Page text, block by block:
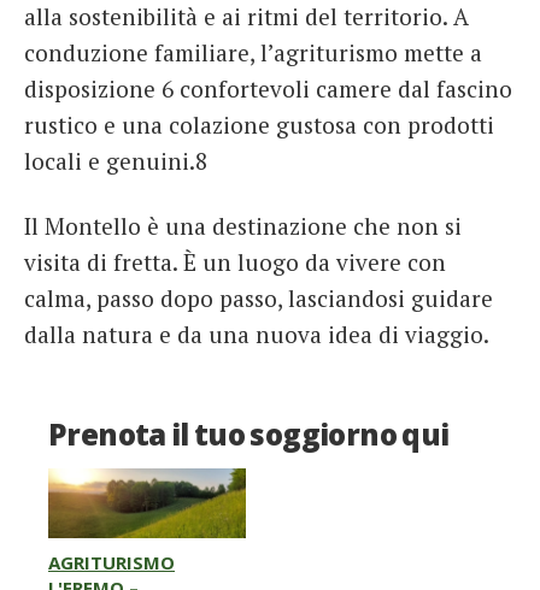
alla sostenibilità e ai ritmi del territorio. A
conduzione familiare, l’agriturismo mette a
disposizione 6 confortevoli camere dal fascino
rustico e una colazione gustosa con prodotti
locali e genuini.8
Il Montello è una destinazione che non si
visita di fretta. È un luogo da vivere con
calma, passo dopo passo, lasciandosi guidare
dalla natura e da una nuova idea di viaggio.
Prenota il tuo soggiorno qui
AGRITURISMO